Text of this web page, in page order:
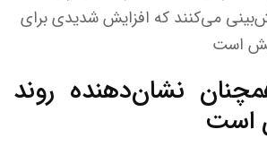
می‌کنند که افزایش شدیدی برای
است
نشان‌دهنده روند
است